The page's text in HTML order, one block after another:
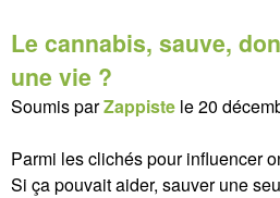
Le cannabis, sauve,
une vie ?
Soumis parZappiste le20
Parmi les clichés pour influencer
Si ça pouvait aider, sauver une